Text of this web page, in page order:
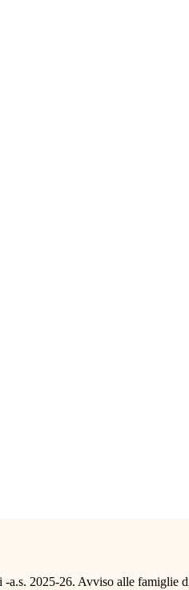
-a.s. 2025-26. Avviso alle famiglie